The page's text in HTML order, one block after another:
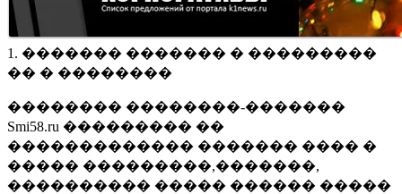
1. ������� ������� � ���������
�� � ��������
�������� ��������-�������
Smi58.ru ��������� ��
������������� ������� ���� �
����� ���������,�������,
���������� ����� ������ �����